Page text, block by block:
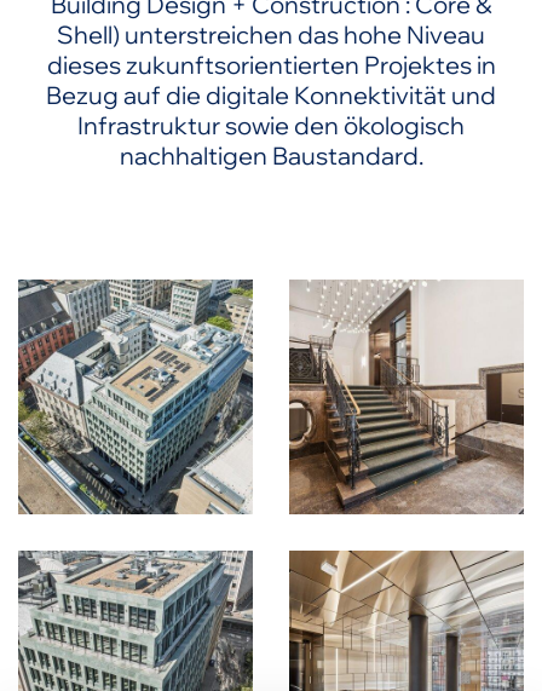
Shell) unterstreichen das hohe Niveau
dieses zukunftsorientierten Projektes in
Bezug auf die digitale Konnektivität und
Infrastruktur sowie den ökologisch
nachhaltigen Baustandard.